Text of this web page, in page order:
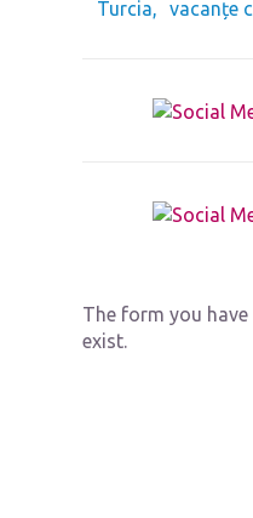
Turcia
vacanțe
The form you
exist.